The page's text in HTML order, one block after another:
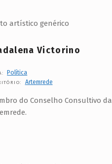
Victorino
Política
Artemrede
do Conselho Consultivo da